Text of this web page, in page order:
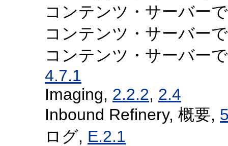
コンテンツ・サーバー
コンテンツ・サーバー
コンテンツ・サーバー
4.7.1
Imaging, 2.2.2, 2.4
Inbound Refinery, 概要,
ログ, E.2.1